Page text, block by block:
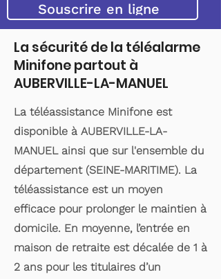
Souscrire en ligne
La sécurité de la téléalarme
Minifone partout à
AUBERVILLE-LA-MANUEL
La téléassistance Minifone est
disponible à AUBERVILLE-LA-
MANUEL ainsi que sur l'ensemble du
département (SEINE-MARITIME). La
téléassistance est un moyen
efficace pour prolonger le maintien à
domicile. En moyenne, l’entrée en
maison de retraite est décalée de 1 à
2 ans pour les titulaires d’un